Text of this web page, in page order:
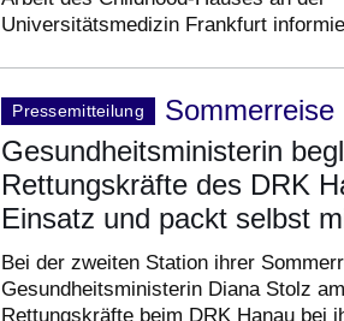
Universitätsmedizin Frankfurt
Pressemitteilung
Sommerreise
Gesundheitsministerin
Rettungskräfte des DRK
Einsatz und packt selbst
Bei der zweiten Station ihrer
Gesundheitsministerin Diana Stolz
Rettungskräfte beim DRK Hanau bei